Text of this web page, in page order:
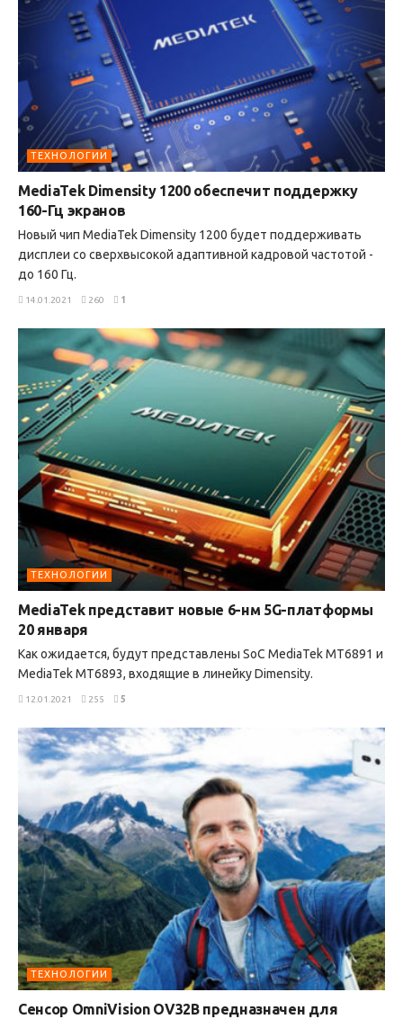
ТЕХНОЛОГИИ
MediaTek Dimensity 1200 обеспечит поддержку
160-Гц экранов
Новый чип MediaTek Dimensity 1200 будет поддерживать
дисплеи со сверхвысокой адаптивной кадровой частотой -
до 160 Гц.
14.01.2021 260 1
ТЕХНОЛОГИИ
MediaTek представит новые 6-нм 5G-платформы
20 января
Как ожидается, будут представлены SoC MediaTek MT6891 и
MediaTek MT6893, входящие в линейку Dimensity.
12.01.2021 255 5
ТЕХНОЛОГИИ
Сенсор OmniVision OV32B предназначен для